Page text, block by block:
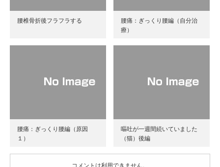
腰椎骨折後フラフラする
腰痛：ぎっくり腰編（自分治
療）
腰痛：ぎっくり腰編（原因
１）
嘔吐が一週間続いていました
（猫）後編
コメントは利用できません。